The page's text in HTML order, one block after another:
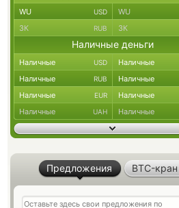
WU USD WU
ЗК RUB ЗК
Наличные деньги
Наличные USD Наличные
Наличные RUB Наличные
Наличные EUR Наличные
Наличные UAH Наличные
Предложения BTC-кран